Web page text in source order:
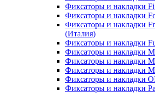
Фиксаторы и накладки
Фиксаторы и накладки
Фиксаторы и накладки
(Италия)
Фиксаторы и накладки
Фиксаторы и накладки
Фиксаторы и накладки
Фиксаторы и накладки
Фиксаторы и накладки
Фиксаторы и накладки